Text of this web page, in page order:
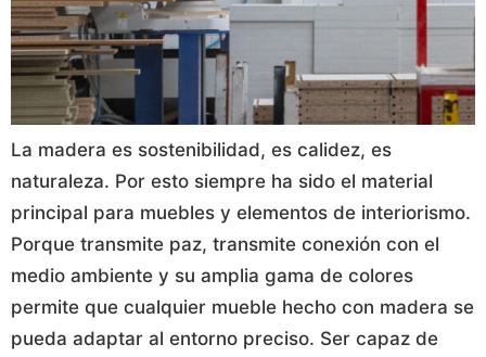
La madera es sostenibilidad, es calidez, es
naturaleza. Por esto siempre ha sido el material
principal para muebles y elementos de interiorismo.
Porque transmite paz, transmite conexión con el
medio ambiente y su amplia gama de colores
permite que cualquier mueble hecho con madera se
pueda adaptar al entorno preciso. Ser capaz de